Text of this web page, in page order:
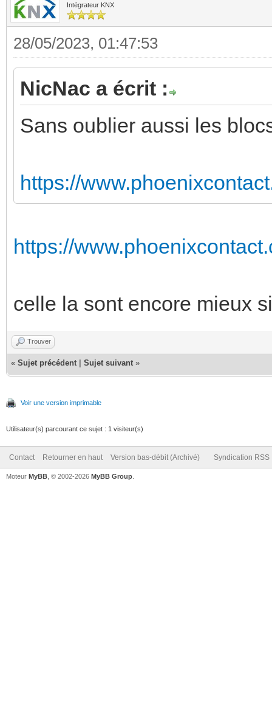
Intégrateur KNX
28/05/2023, 01:47:53
NicNac a écrit :
Sans oublier aussi les
https://
https://
celle la sont encore mieux
Trouver
« Sujet précédent Sujet suivant »
Voir une version imprimable
Utilisateur(s) parcourant ce sujet : 1 visiteur(s)
Contact Retourner en haut Version bas-débit (Archivé) Syndication RSS
Moteur MyBB , © 2002-2026 MyBB Group